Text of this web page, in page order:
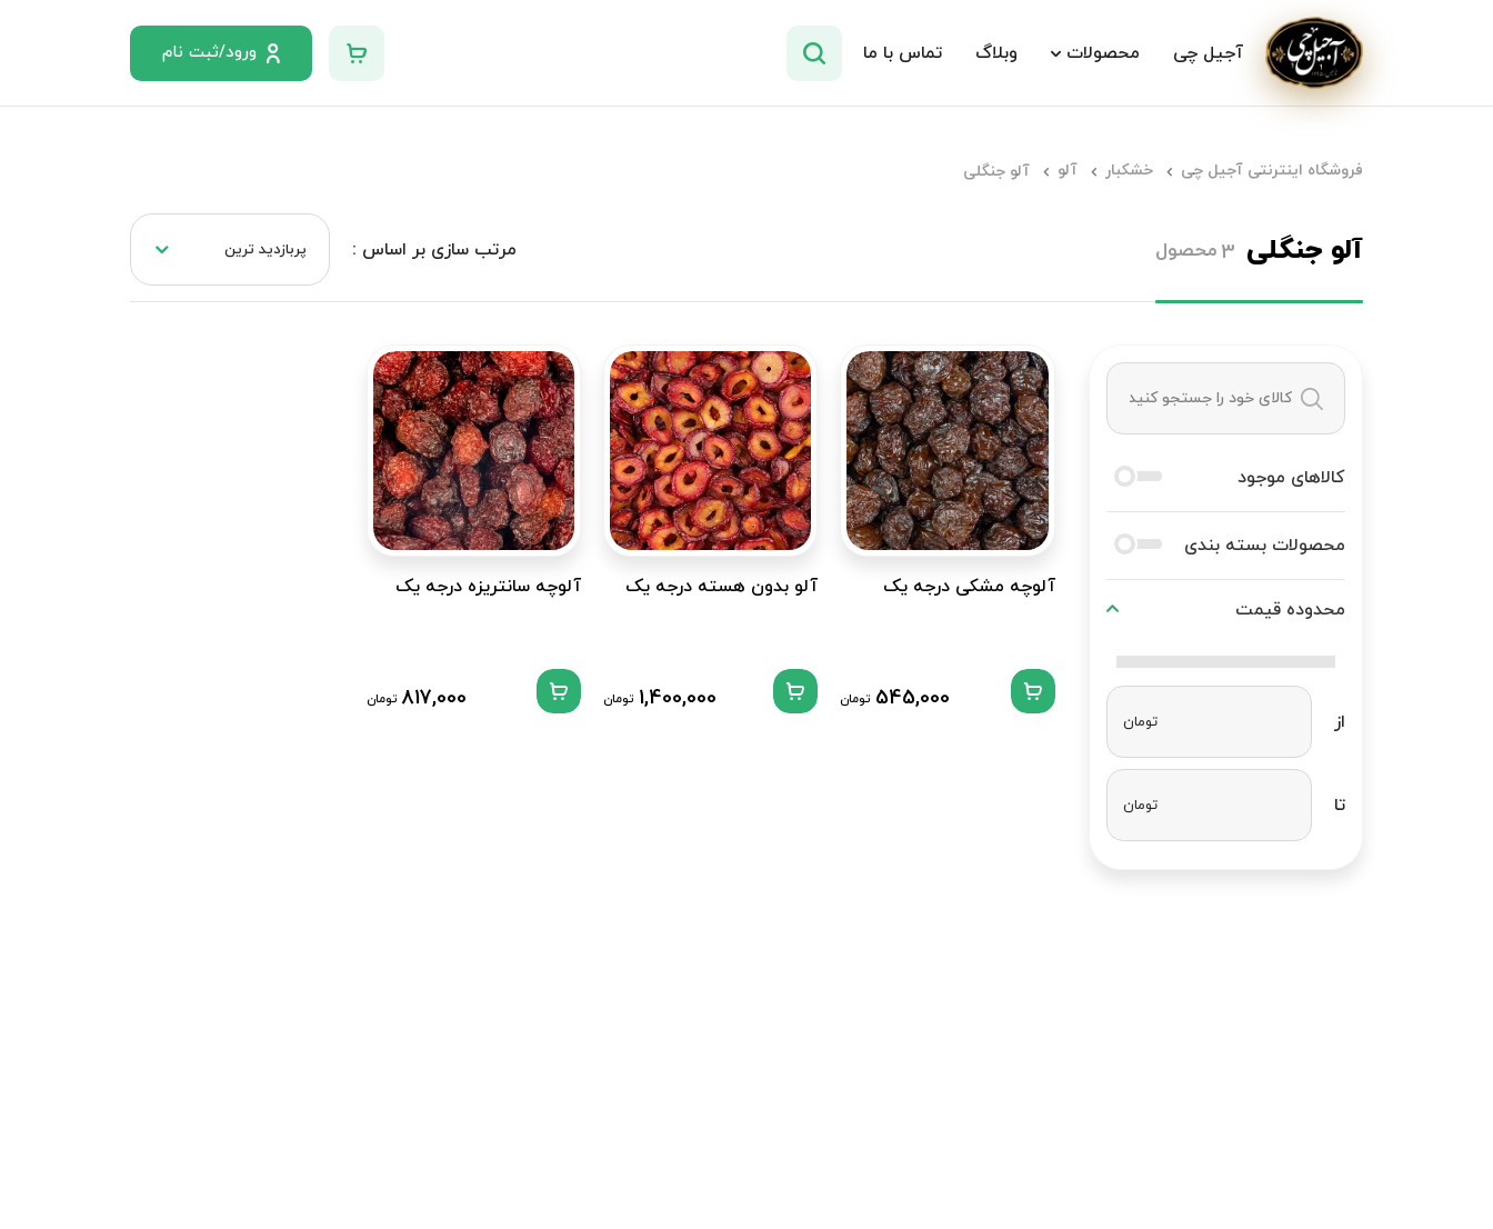
آجیل چی محصولات وبلاگ تماس با ما ورود/ثبت نام
فروشگاه اینترنتی آجیل چی خشکبار آلو آلو جنگلی
آلو جنگلی 3 محصول مرتب سازی بر اساس :
کالاهای موجود
محصولات بسته بندی
محدوده قیمت
از تومان
تا تومان
آلوچه مشکی درجه یک
545,000 تومان
آلو بدون هسته درجه یک
1,400,000 تومان
آلوچه سانتریزه درجه یک
817,000 تومان